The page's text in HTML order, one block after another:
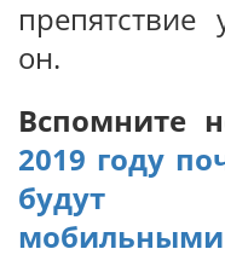
он.
Вспомните
2019 году
будут